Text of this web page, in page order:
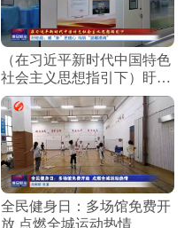
（在习近平新时代中国特色
社会主义思想指引下）盱眙
县：暖“新”更暖心 构筑“温
馨港湾”
全民健身日：多场馆免费开
放 点燃全城运动热情